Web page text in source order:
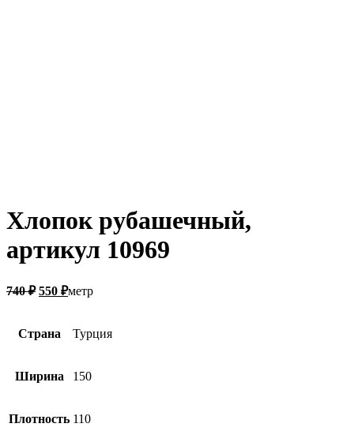
Хлопок рубашечный,
артикул 10969
740₽ 550 ₽метр
Страна Турция
Ширина 150
Плотность 110